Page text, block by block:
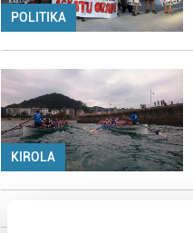
POLITIKA
KIROLA